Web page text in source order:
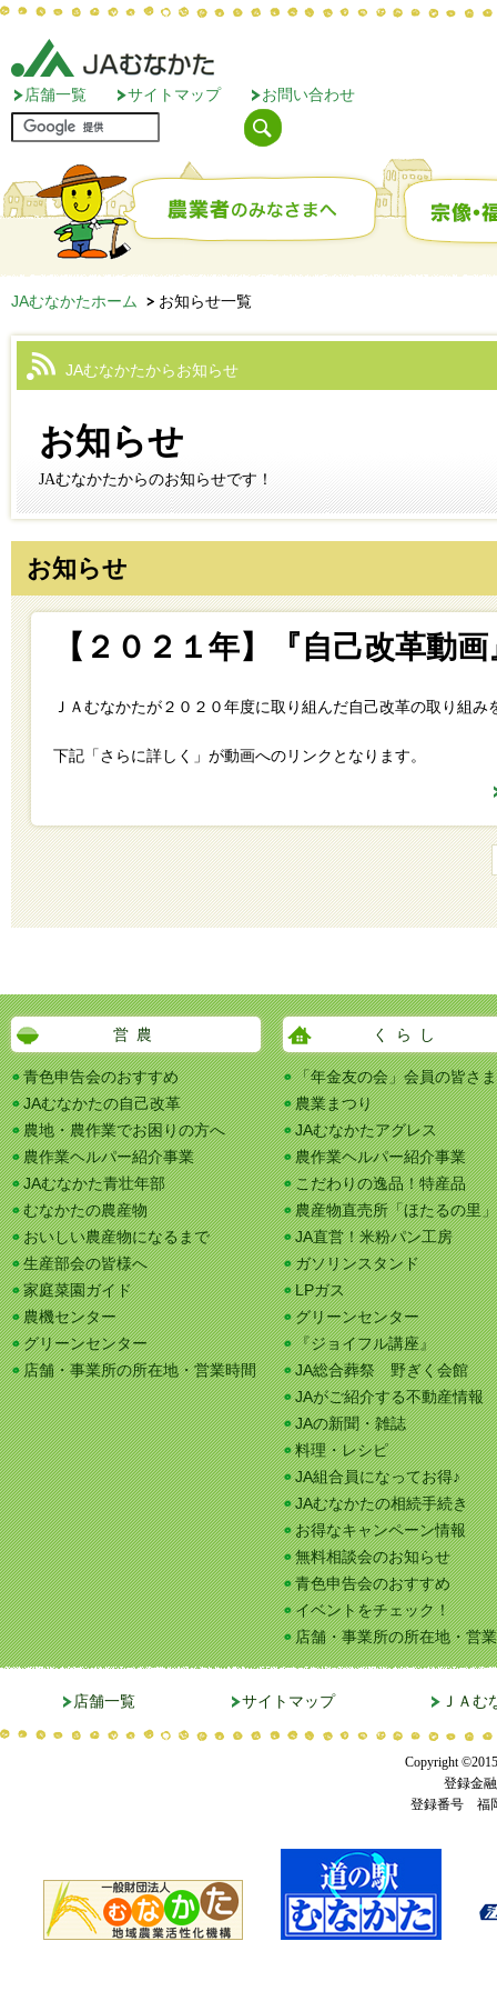
店舗一覧 サイトマップ お問い合わせ
JAむなかたホーム お知らせ一覧
JAむなかたからお知らせ
お知らせ
JAむなかたからのお知らせです！
お知らせ
【２０２１年】『自己改革動
ＪＡむなかたが２０２０年度に取り組んだ自己改革の取り組
下記「さらに詳しく」が動画へのリンクとなります。
営農
青色申告会のおすすめ
JAむなかたの自己改革
農地・農作業でお困りの方へ
農作業ヘルパー紹介事業
JAむなかた青壮年部
むなかたの農産物
おいしい農産物になるまで
生産部会の皆様へ
家庭菜園ガイド
農機センター
グリーンセンター
店舗・事業所の所在地・営業時間
くらし
「年金友の会」会員の皆さ
農業まつり
JAむなかたアグレス
農作業ヘルパー紹介事業
こだわりの逸品！特産品
農産物直売所「ほたるの里」
JA直営！米粉パン工房
ガソリンスタンド
LPガス
グリーンセンター
『ジョイフル講座』
JA総合葬祭 野ぎく会館
JAがご紹介する不動産情報
JAの新聞・雑誌
料理・レシピ
JA組合員になってお得♪
JAむなかたの相続手続き
お得なキャンペーン情報
無料相談会のお知らせ
青色申告会のおすすめ
イベントをチェック！
店舗・事業所の所在地・営
店舗一覧 サイトマップ ＪＡ
Copyright
登録金
登録番号 福